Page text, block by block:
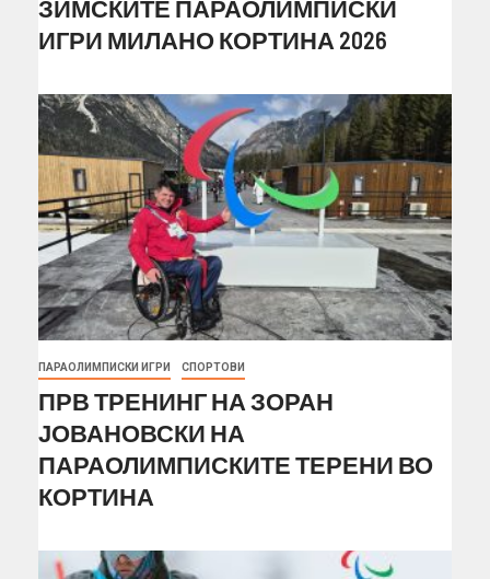
ЗИМСКИТЕ ПАРАОЛИМПИСКИ
ИГРИ МИЛАНО КОРТИНА 2026
ПАРАОЛИМПИСКИ ИГРИ СПОРТОВИ
ПРВ ТРЕНИНГ НА ЗОРАН
ЈОВАНОВСКИ НА
ПАРАОЛИМПИСКИТЕ ТЕРЕНИ ВО
КОРТИНА